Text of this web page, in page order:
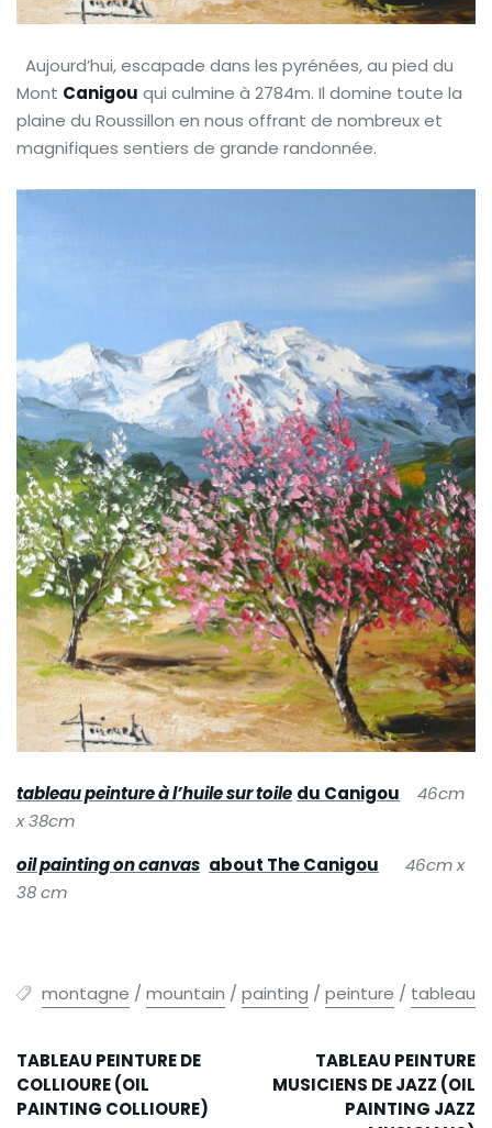
Aujourd’hui, escapade dans les pyrénées, au pied du
Mont Canigou qui culmine à 2784m. Il domine toute la
plaine du Roussillon en nous offrant de nombreux et
magnifiques sentiers de grande randonnée.
tableau peinture à l’huile sur toile du Canigou
46cm
x 38cm
oil painting on canvas about The Canigou
46cm x
38 cm
montagne / mountain / painting / peinture / tableau
TABLEAU PEINTURE DE
COLLIOURE (OIL
PAINTING COLLIOURE)
TABLEAU PEINTURE
MUSICIENS DE JAZZ (OIL
PAINTING JAZZ